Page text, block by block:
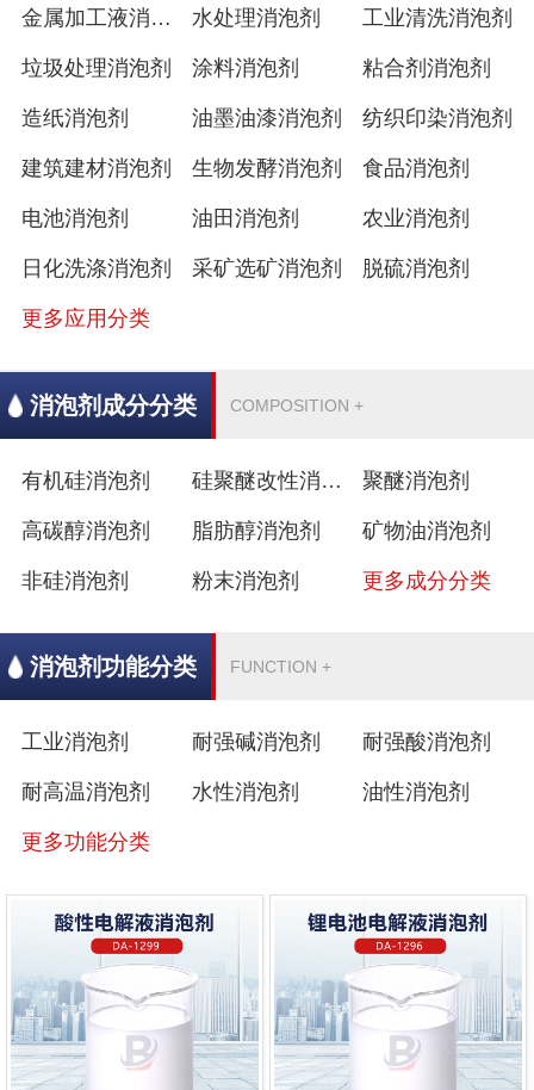
金属加工液消泡剂 水处理消泡剂 工业清洗消泡剂
垃圾处理消泡剂 涂料消泡剂 粘合剂消泡剂
造纸消泡剂 油墨油漆消泡剂 纺织印染消泡剂
建筑建材消泡剂 生物发酵消泡剂 食品消泡剂
电池消泡剂 油田消泡剂 农业消泡剂
日化洗涤消泡剂 采矿选矿消泡剂 脱硫消泡剂
更多应用分类
消泡剂成分分类 COMPOSITION +
有机硅消泡剂 硅聚醚改性消泡剂 聚醚消泡剂
高碳醇消泡剂 脂肪醇消泡剂 矿物油消泡剂
非硅消泡剂 粉末消泡剂 更多成分分类
消泡剂功能分类 FUNCTION +
工业消泡剂 耐强碱消泡剂 耐强酸消泡剂
耐高温消泡剂 水性消泡剂 油性消泡剂
更多功能分类